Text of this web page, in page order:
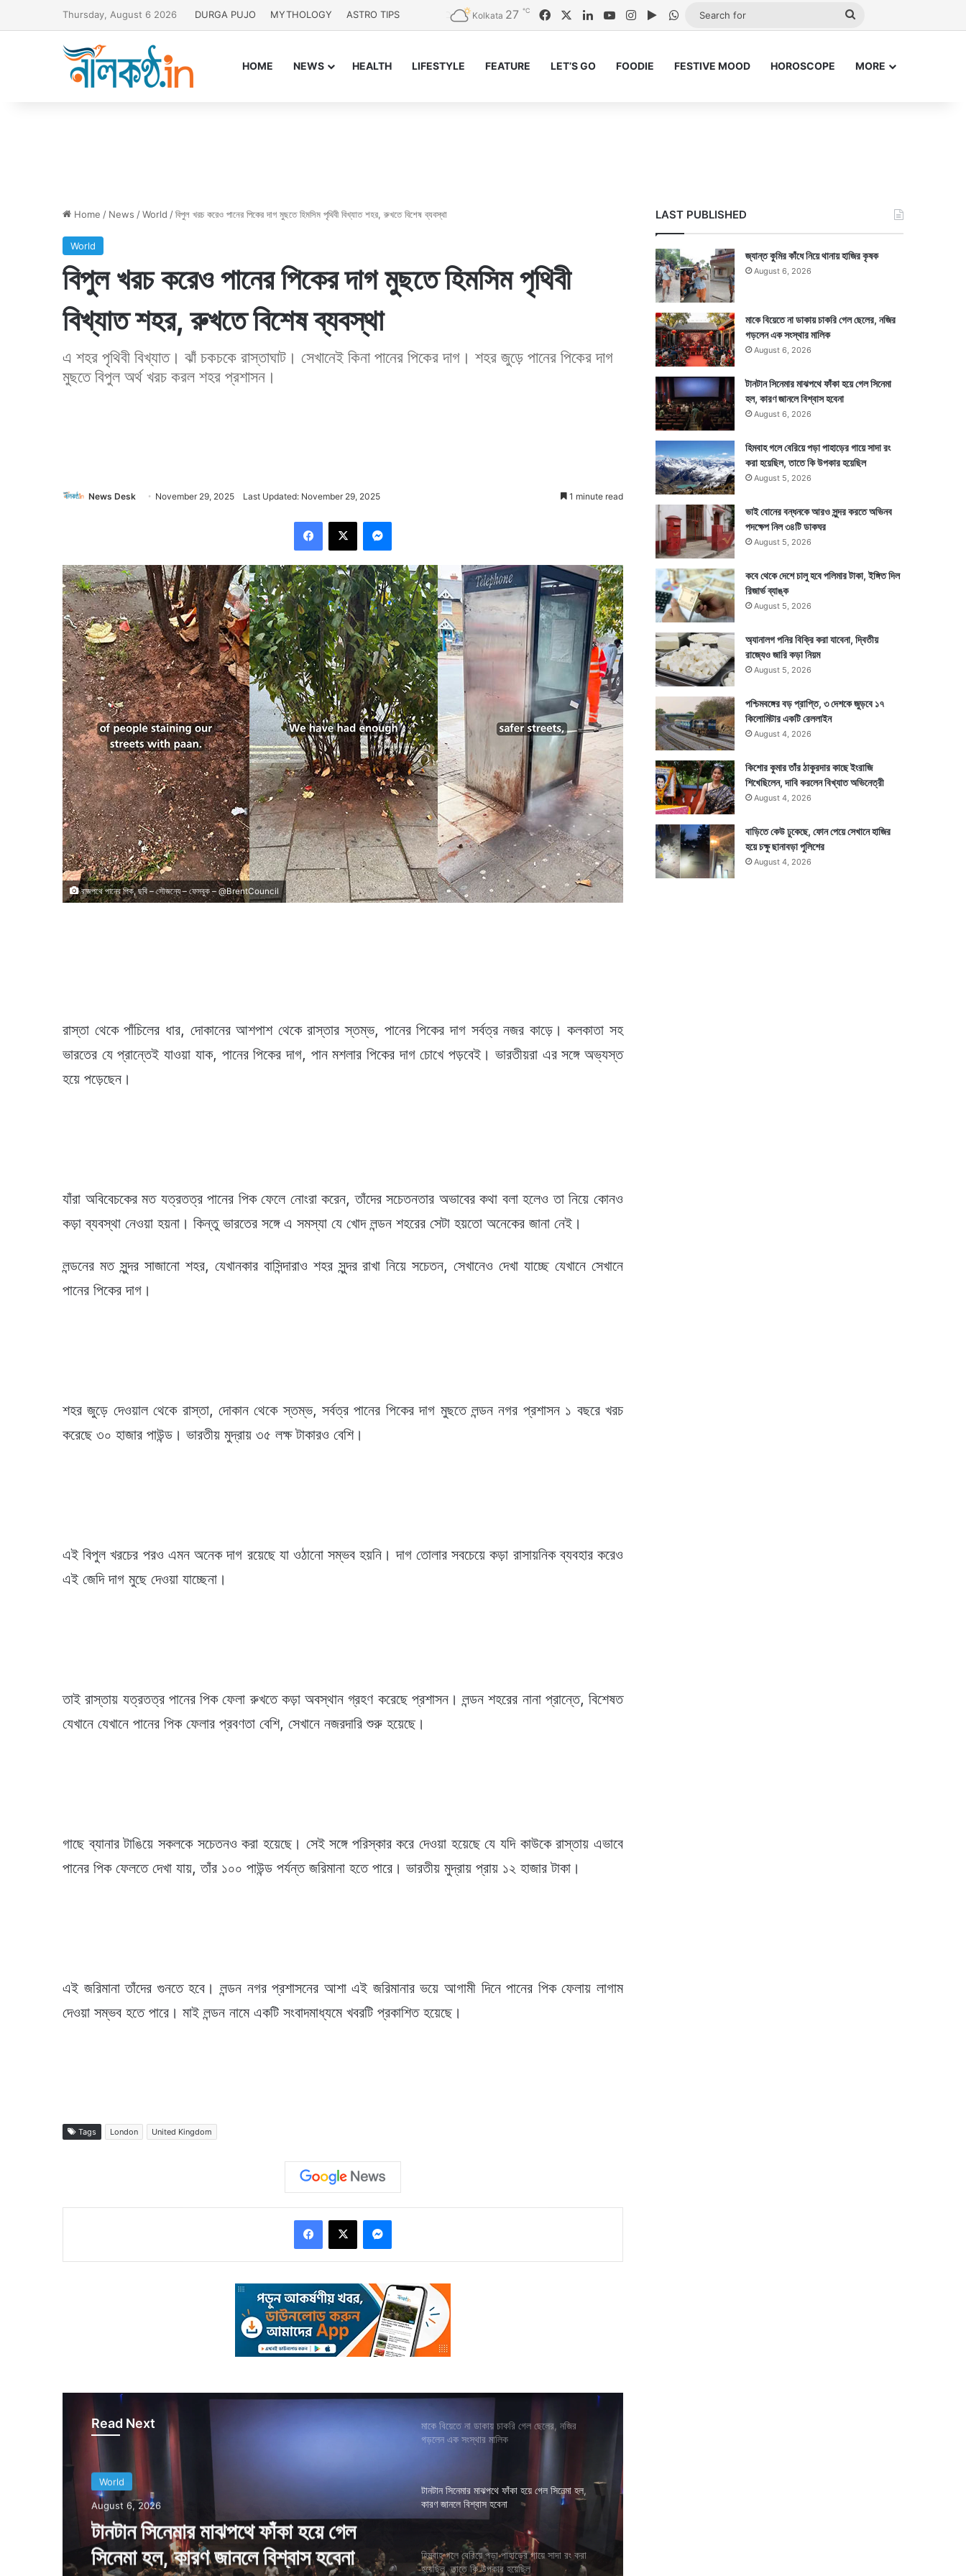
Thursday, August 6 2026 DURGA PUJO MYTHOLOGY ASTRO TIPS Kolkata 27 ℃ FacebookLinkedInYouTubeInstagramGoogle Play
WhatsApp
Search
HOME NEWS HEALTH LIFESTYLE FEATURE LET’S GO FOODIE FESTIVE MOOD HOROSCOPE MORE
Home / News /World /বিপুল খরচ করেও পানের পিকের দাগ মুছতে হিমসিম পৃথিবী বিখ্যাত শহর, রুখতে বিশেষ ব্যবস্থা
World
বিপুল খরচ করেও পানের পিকের দাগ মুছতে হিমসিম পৃথিবী
বিখ্যাত শহর, রুখতে বিশেষ ব্যবস্থা
এ শহর পৃথিবী বিখ্যাত। ঝাঁ চকচকে রাস্তাঘাট। সেখানেই কিনা পানের পিকের দাগ। শহর জুড়ে পানের পিকের দাগ
মুছতে বিপুল অর্থ খরচ করল শহর প্রশাসন।
News Desk November 29, 2025 Last Updated: November 29, 2025 1 minute read
রাজপথে পানের পিক, ছবি – সৌজন্যে – ফেসবুক – @BrentCouncil
রাস্তা থেকে পাঁচিলের ধার, দোকানের আশপাশ থেকে রাস্তার স্তম্ভ, পানের পিকের দাগ সর্বত্র নজর কাড়ে। কলকাতা সহ
ভারতের যে প্রান্তেই যাওয়া যাক, পানের পিকের দাগ, পান মশলার পিকের দাগ চোখে পড়বেই। ভারতীয়রা এর সঙ্গে অভ্যস্ত
হয়ে পড়েছেন।
যাঁরা অবিবেচকের মত যত্রতত্র পানের পিক ফেলে নোংরা করেন, তাঁদের সচেতনতার অভাবের কথা বলা হলেও তা নিয়ে কোনও
কড়া ব্যবস্থা নেওয়া হয়না। কিন্তু ভারতের সঙ্গে এ সমস্যা যে খোদ লন্ডন শহরের সেটা হয়তো অনেকের জানা নেই।
লন্ডনের মত সুন্দর সাজানো শহর, যেখানকার বাসিন্দারাও শহর সুন্দর রাখা নিয়ে সচেতন, সেখানেও দেখা যাচ্ছে যেখানে সেখানে
পানের পিকের দাগ।
শহর জুড়ে দেওয়াল থেকে রাস্তা, দোকান থেকে স্তম্ভ, সর্বত্র পানের পিকের দাগ মুছতে লন্ডন নগর প্রশাসন ১ বছরে খরচ
করেছে ৩০ হাজার পাউন্ড। ভারতীয় মুদ্রায় ৩৫ লক্ষ টাকারও বেশি।
এই বিপুল খরচের পরও এমন অনেক দাগ রয়েছে যা ওঠানো সম্ভব হয়নি। দাগ তোলার সবচেয়ে কড়া রাসায়নিক ব্যবহার করেও
এই জেদি দাগ মুছে দেওয়া যাচ্ছেনা।
তাই রাস্তায় যত্রতত্র পানের পিক ফেলা রুখতে কড়া অবস্থান গ্রহণ করেছে প্রশাসন। লন্ডন শহরের নানা প্রান্তে, বিশেষত
যেখানে যেখানে পানের পিক ফেলার প্রবণতা বেশি, সেখানে নজরদারি শুরু হয়েছে।
গাছে ব্যানার টাঙিয়ে সকলকে সচেতনও করা হয়েছে। সেই সঙ্গে পরিস্কার করে দেওয়া হয়েছে যে যদি কাউকে রাস্তায় এভাবে
পানের পিক ফেলতে দেখা যায়, তাঁর ১০০ পাউন্ড পর্যন্ত জরিমানা হতে পারে। ভারতীয় মুদ্রায় প্রায় ১২ হাজার টাকা।
এই জরিমানা তাঁদের গুনতে হবে। লন্ডন নগর প্রশাসনের আশা এই জরিমানার ভয়ে আগামী দিনে পানের পিক ফেলায় লাগাম
দেওয়া সম্ভব হতে পারে। মাই লন্ডন নামে একটি সংবাদমাধ্যমে খবরটি প্রকাশিত হয়েছে।
Tags London United Kingdom
Read Next
World
August 5, 2026
হিমবাহ গলে বেরিয়ে পড়া পাহাড়ের গায়ে সাদা
রং করা হয়েছিল, তাতে কি উপকার হয়েছিল
মাকে বিয়েতে না ডাকায় চাকরি গেল ছেলের, নজির
গড়লেন এক সংস্থার মালিক
টানটান সিনেমার মাঝপথে ফাঁকা হয়ে গেল সিনেমা হল,
কারণ জানলে বিশ্বাস হবেনা
হিমবাহ গলে বেরিয়ে পড়া পাহাড়ের গায়ে সাদা রং করা
হয়েছিল, তাতে কি উপকার হয়েছিল
LAST PUBLISHED
জ্যান্ত কুমির কাঁধে নিয়ে থানায় হাজির কৃষক
August 6, 2026
মাকে বিয়েতে না ডাকায় চাকরি গেল ছেলের, নজির
গড়লেন এক সংস্থার মালিক
August 6, 2026
টানটান সিনেমার মাঝপথে ফাঁকা হয়ে গেল সিনেমা
হল, কারণ জানলে বিশ্বাস হবেনা
August 6, 2026
হিমবাহ গলে বেরিয়ে পড়া পাহাড়ের গায়ে সাদা রং
করা হয়েছিল, তাতে কি উপকার হয়েছিল
August 5, 2026
ভাই বোনের বন্ধনকে আরও সুন্দর করতে অভিনব
পদক্ষেপ নিল ৩৪টি ডাকঘর
August 5, 2026
কবে থেকে দেশে চালু হবে পলিমার টাকা, ইঙ্গিত দিল
রিজার্ভ ব্যাঙ্ক
August 5, 2026
অ্যানালগ পনির বিক্রি করা যাবেনা, দ্বিতীয়
রাজ্যেও জারি কড়া নিয়ম
August 5, 2026
পশ্চিমবঙ্গের বড় প্রাপ্তি, ৩ দেশকে জুড়বে ১৭
কিলোমিটার একটি রেললাইন
August 4, 2026
কিশোর কুমার তাঁর ঠাকুরদার কাছে ইংরাজি
শিখেছিলেন, দাবি করলেন বিখ্যাত অভিনেত্রী
August 4, 2026
বাড়িতে কেউ ঢুকেছে, ফোন পেয়ে সেখানে হাজির
হয়ে চক্ষু ছানাবড়া পুলিশের
August 4, 2026